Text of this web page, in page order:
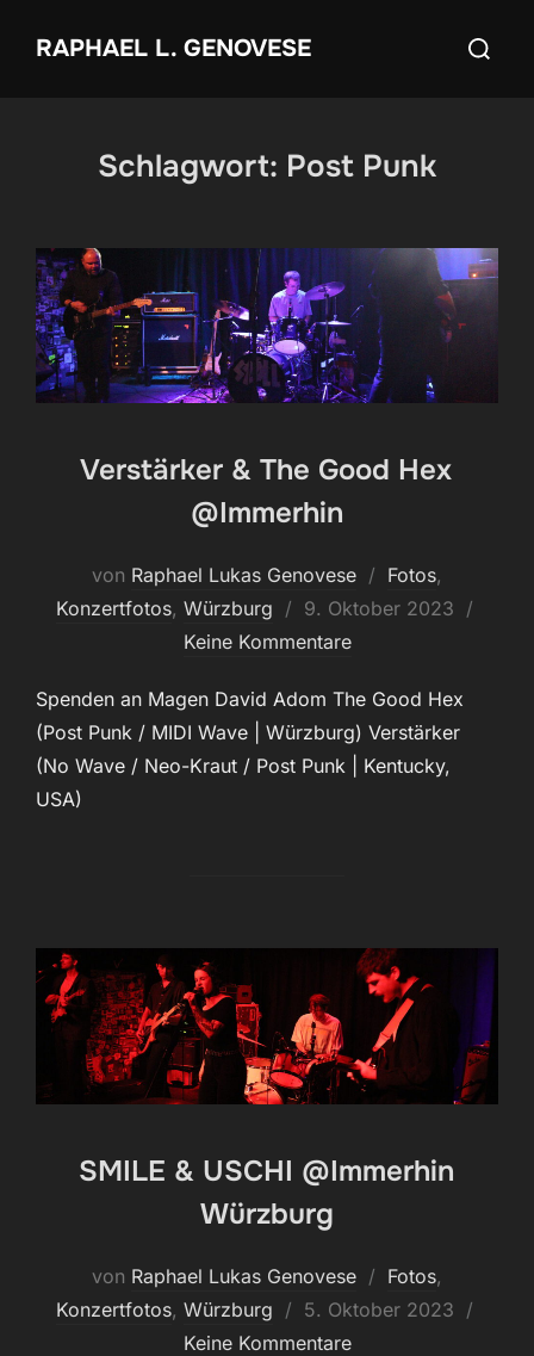
InhaltRAPHAEL L. GENOVESE
Suchen
Schlagwort: Post Punk
Verstärker & The Good Hex
@Immerhin
von Raphael Lukas Genovese Fotos,
Konzertfotos, Würzburg
Veröffentlicht
am
9. Oktober 2023
Keine Kommentare
Spenden an Magen David Adom The Good Hex
(Post Punk / MIDI Wave | Würzburg) Verstärker
(No Wave / Neo-Kraut / Post Punk | Kentucky,
USA)
SMILE & USCHI @Immerhin
Würzburg
von Raphael Lukas Genovese Fotos,
Konzertfotos, Würzburg
Veröffentlicht
am
5. Oktober 2023
Keine Kommentare